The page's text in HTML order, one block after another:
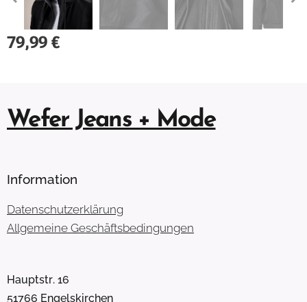
79,99 €
Wefer Jeans + Mode
Information
Datenschutzerklärung
Allgemeine Geschäftsbedingungen
Hauptstr. 16
51766 Engelskirchen